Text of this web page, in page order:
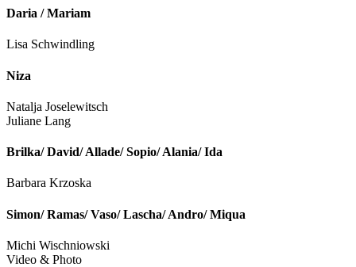
Daria / Mariam
Lisa Schwindling
Niza
Natalja Joselewitsch
Juliane Lang
Brilka/ David/ Allade/ Sopio/ Alania/ Ida
Barbara Krzoska
Simon/ Ramas/ Vaso/ Lascha/ Andro/ Miqua
Michi Wischniowski
Video & Photo